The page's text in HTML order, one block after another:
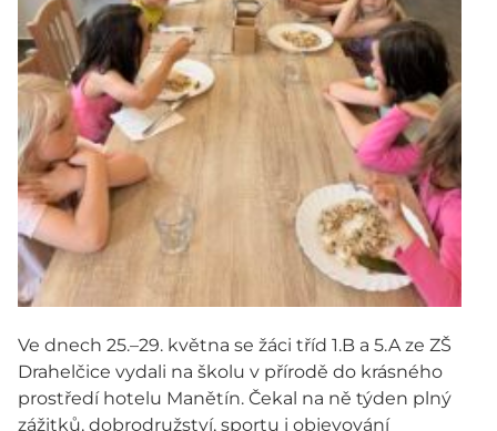
Ve dnech 25.–29. května se žáci tříd 1.B a 5.A ze ZŠ
Drahelčice vydali na školu v přírodě do krásného
prostředí hotelu Manětín. Čekal na ně týden plný
zážitků, dobrodružství, sportu i objevování